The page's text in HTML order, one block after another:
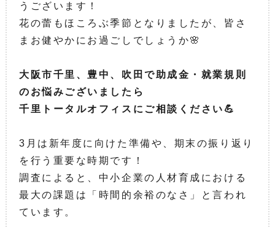
うございます！
花の蕾もほころぶ季節となりましたが、皆さ
まお健やかにお過ごしでしょうか🌸
大阪市千里、豊中、吹田で助成金・就業規則
のお悩みございましたら
千里トータルオフィスにご相談ください💪
3月は新年度に向けた準備や、期末の振り返り
を行う重要な時期です！
調査によると、中小企業の人材育成における
最大の課題は「時間的余裕のなさ」と言われ
ています。